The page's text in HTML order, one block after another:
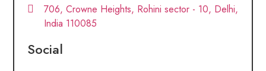
706, Crowne Heights, Rohini sector - 10, Delhi,
India 110085
Social